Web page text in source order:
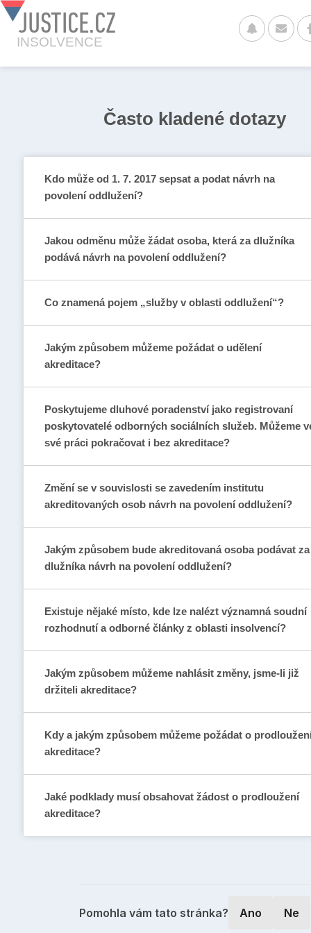
JUSTICE.CZ
INSOLVENCE
Často kladené dotazy
Kdo může od 1. 7. 2017 sepsat a podat návrh na
povolení oddlužení?
Jakou odměnu může žádat osoba, která za dlužníka
podává návrh na povolení oddlužení?
Co znamená pojem „služby v oblasti oddlužení“?
Jakým způsobem můžeme požádat o udělení
akreditace?
Poskytujeme dluhové poradenství jako registrovaní
poskytovatelé odborných sociálních služeb. Můžeme
své práci pokračovat i bez akreditace?
Změní se v souvislosti se zavedením institutu
akreditovaných osob návrh na povolení oddlužení?
Jakým způsobem bude akreditovaná osoba podávat za
dlužníka návrh na povolení oddlužení?
Existuje nějaké místo, kde lze nalézt významná soudní
rozhodnutí a odborné články z oblasti insolvencí?
Jakým způsobem můžeme nahlásit změny, jsme-li již
držiteli akreditace?
Kdy a jakým způsobem můžeme požádat o
akreditace?
Jaké podklady musí obsahovat žádost o prodloužení
akreditace?
Pomohla vám tato stránka? Ano Ne